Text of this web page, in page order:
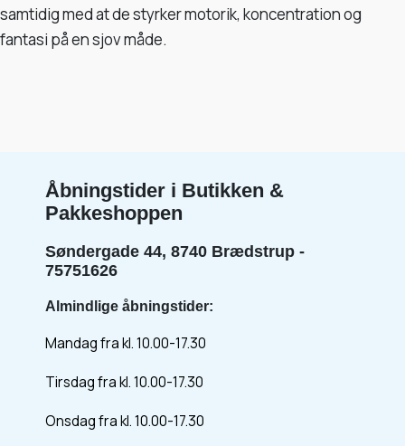
samtidig med at de styrker motorik, koncentration og
fantasi på en sjov måde.
Åbningstider i Butikken &
Pakkeshoppen
Søndergade 44, 8740 Brædstrup -
75751626
Almindlige åbningstider:
Mandag fra kl. 10.00-17.30
Tirsdag fra kl. 10.00-17.30
Onsdag fra kl. 10.00-17.30